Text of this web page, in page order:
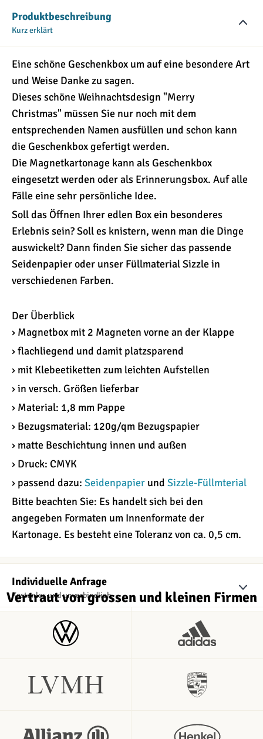
Produktbeschreibung
Kurz erklärt
Eine schöne Geschenkbox um auf eine besondere Art
und Weise Danke zu sagen.
Dieses schöne Weihnachtsdesign "Merry
Christmas" müssen Sie nur noch mit dem
entsprechenden Namen ausfüllen und schon kann
die Geschenkbox gefertigt werden.
Die Magnetkartonage kann als Geschenkbox
eingesetzt werden oder als Erinnerungsbox. Auf alle
Fälle eine sehr persönliche Idee.
Soll das Öffnen Ihrer edlen Box ein besonderes
Erlebnis sein? Soll es knistern, wenn man die Dinge
auswickelt? Dann finden Sie sicher das passende
Seidenpapier oder unser Füllmaterial Sizzle in
verschiedenen Farben.
Der Überblick
› Magnetbox mit 2 Magneten vorne an der Klappe
› flachliegend und damit platzsparend
› mit Klebeetiketten zum leichten Aufstellen
› in versch. Größen lieferbar
› Material: 1,8 mm Pappe
› Bezugsmaterial: 120g/qm Bezugspapier
› matte Beschichtung innen und außen
› Druck: CMYK
› passend dazu: Seidenpapier und Sizzle-Füllmterial
Bitte beachten Sie: Es handelt sich bei den
angegeben Formaten um Innenformate der
Kartonage. Es besteht eine Toleranz von ca. 0,5 cm.
Individuelle Anfrage
Kostenlos und unverbindlich
Vertraut von grossen und kleinen Firmen